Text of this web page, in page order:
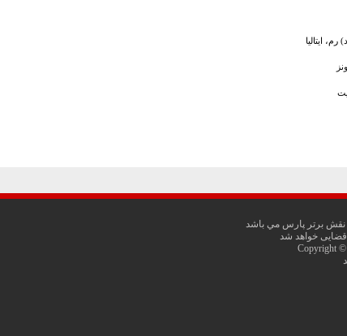
ایتالیا
برتر پارس مي باشد
قضایی خواهد شد
Copyright ©